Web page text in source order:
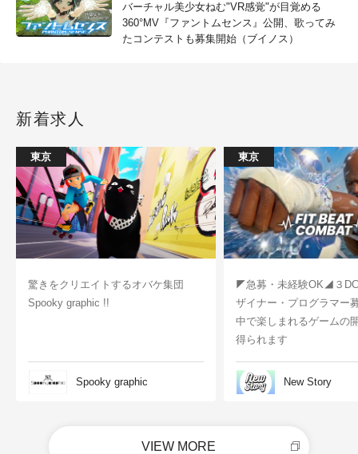
バーチャル美少女ねむ"VR感覚"が目覚める
360°MV『ファントムセンス』公開、歌ってみ
たコンテストも募集開始（ブイノス）
新着求人
東京
驚きをクリエイトするオバケ集団
Spooky graphic !!
Spooky graphic
東京
◤急募・未経験OK◢３
ザイナー・プログラマー
中で楽しまれるゲームの
得られます
New Story
VIEW MORE